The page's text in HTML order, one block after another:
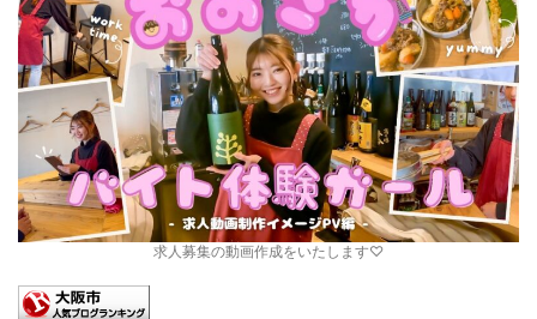
求人募集の動画作成をいたします♡